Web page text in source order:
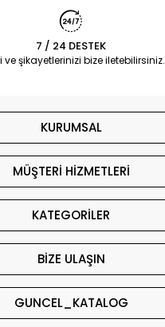
7 / 24 DESTEK
ve şikayetlerinizi bize iletebilirsiniz.
KURUMSAL
MÜŞTERİ HİZMETLERİ
KATEGORİLER
BİZE ULAŞIN
GUNCEL_KATALOG